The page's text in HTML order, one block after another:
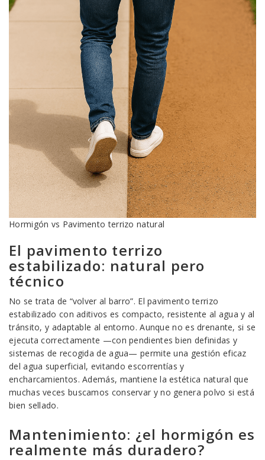
Hormigón vs Pavimento terrizo natural
El pavimento terrizo
estabilizado: natural pero
técnico
No se trata de “volver al barro”. El pavimento terrizo
estabilizado con aditivos es compacto, resistente al agua y al
tránsito, y adaptable al entorno. Aunque no es drenante, si se
ejecuta correctamente —con pendientes bien definidas y
sistemas de recogida de agua— permite una gestión eficaz
del agua superficial, evitando escorrentías y
encharcamientos. Además, mantiene la estética natural que
muchas veces buscamos conservar y no genera polvo si está
bien sellado.
Mantenimiento: ¿el hormigón es
realmente más duradero?